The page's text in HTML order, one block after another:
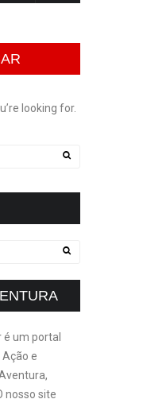
looking for.
um portal
e
nosso site